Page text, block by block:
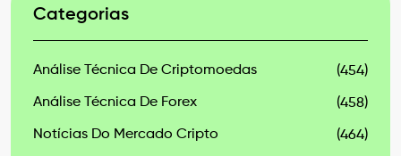
Categorias
Análise Técnica De Criptomoedas (454)
Análise Técnica De Forex (458)
Notícias Do Mercado Cripto (464)